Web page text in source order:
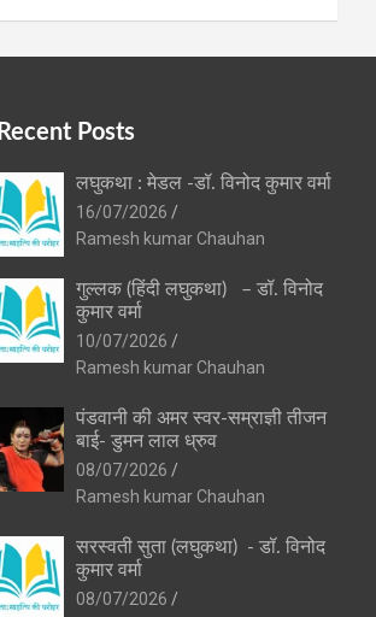
Recent Posts
लघुकथा : मेडल -डॉ. विनोद कुमार वर्मा
16/07/2026
Ramesh kumar Chauhan
गुल्लक (हिंदी लघुकथा) – डॉ. विनोद
कुमार वर्मा
10/07/2026
Ramesh kumar Chauhan
पंडवानी की अमर स्वर-सम्राज्ञी तीजन
बाई- डुमन लाल ध्रुव
08/07/2026
Ramesh kumar Chauhan
सरस्वती सुता (लघुकथा) ​- डॉ. विनोद
कुमार वर्मा
08/07/2026